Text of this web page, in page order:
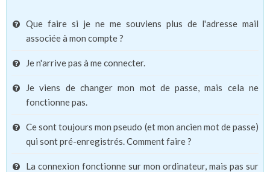
Que faire si je ne me souviens plus de l'adresse mail
associée à mon compte ?
Je n'arrive pas à me connecter.
Je viens de changer mon mot de passe, mais cela ne
fonctionne pas.
Ce sont toujours mon pseudo (et mon ancien mot de passe)
qui sont pré-enregistrés. Comment faire ?
La connexion fonctionne sur mon ordinateur, mais pas sur